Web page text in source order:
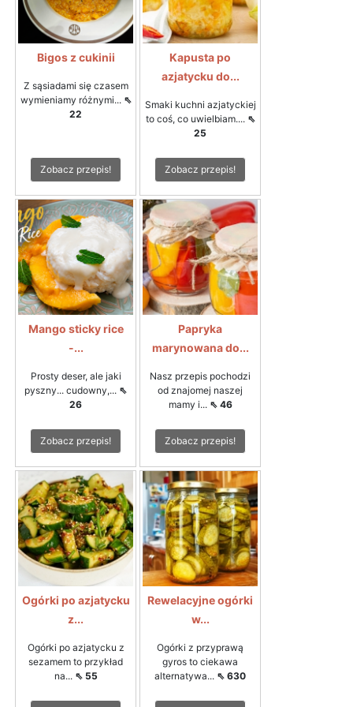
Bigos z cukinii
Z sąsiadami się czasem
wymieniamy różnymi... ⇖
22
Zobacz przepis!
Kapusta po
azjatycku do...
Smaki kuchni azjatyckiej
to coś, co uwielbiam.... ⇖
25
Zobacz przepis!
Mango sticky rice
-...
Prosty deser, ale jaki
pyszny... cudowny,... ⇖
26
Zobacz przepis!
Papryka
marynowana do...
Nasz przepis pochodzi
od znajomej naszej
mamy i... ⇖ 46
Zobacz przepis!
Ogórki po azjatycku
z...
Ogórki po azjatycku z
sezamem to przykład
na... ⇖ 55
Rewelacyjne ogórki
w...
Ogórki z przyprawą
gyros to ciekawa
alternatywa... ⇖ 630